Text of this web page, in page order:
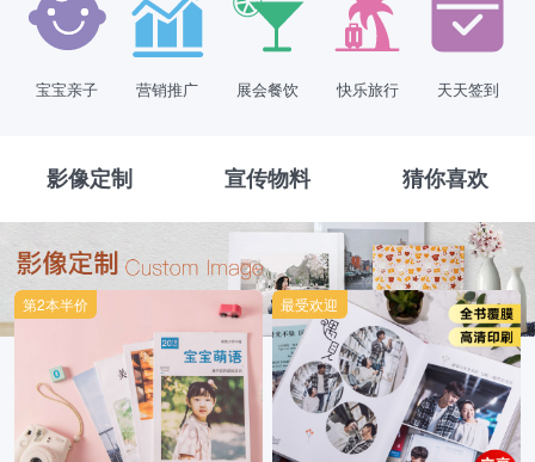
宝宝亲子 营销推广 展会餐饮 快乐旅行 天天签到
影像定制 宣传物料 猜你喜欢
第2本半价 最受欢迎